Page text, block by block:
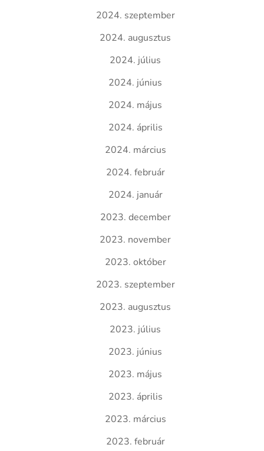
2024. szeptember
2024. augusztus
2024. július
2024. június
2024. május
2024. április
2024. március
2024. február
2024. január
2023. december
2023. november
2023. október
2023. szeptember
2023. augusztus
2023. július
2023. június
2023. május
2023. április
2023. március
2023. február